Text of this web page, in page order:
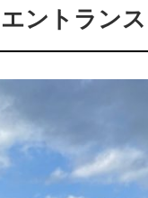
ントラン